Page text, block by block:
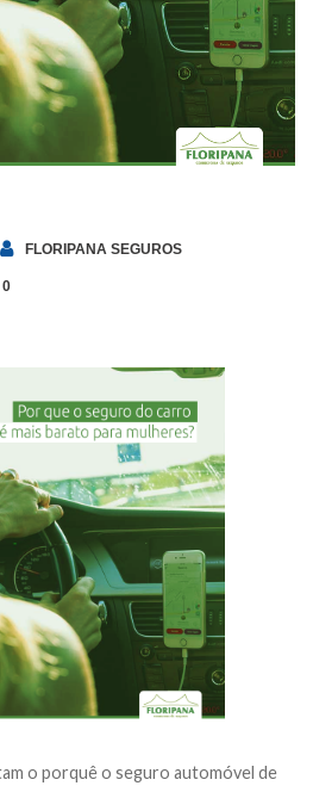
FLORIPANA SEGUROS
0
o porquê o seguro automóvel de